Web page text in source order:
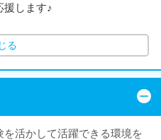
援します♪
る
を活かして活躍できる環境を